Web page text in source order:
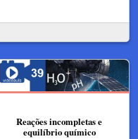
Reações incompletas e
equilíbrio químico